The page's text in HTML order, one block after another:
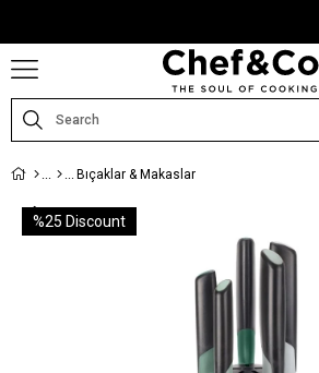
Bıçaklar & Makaslar
%25 Discount